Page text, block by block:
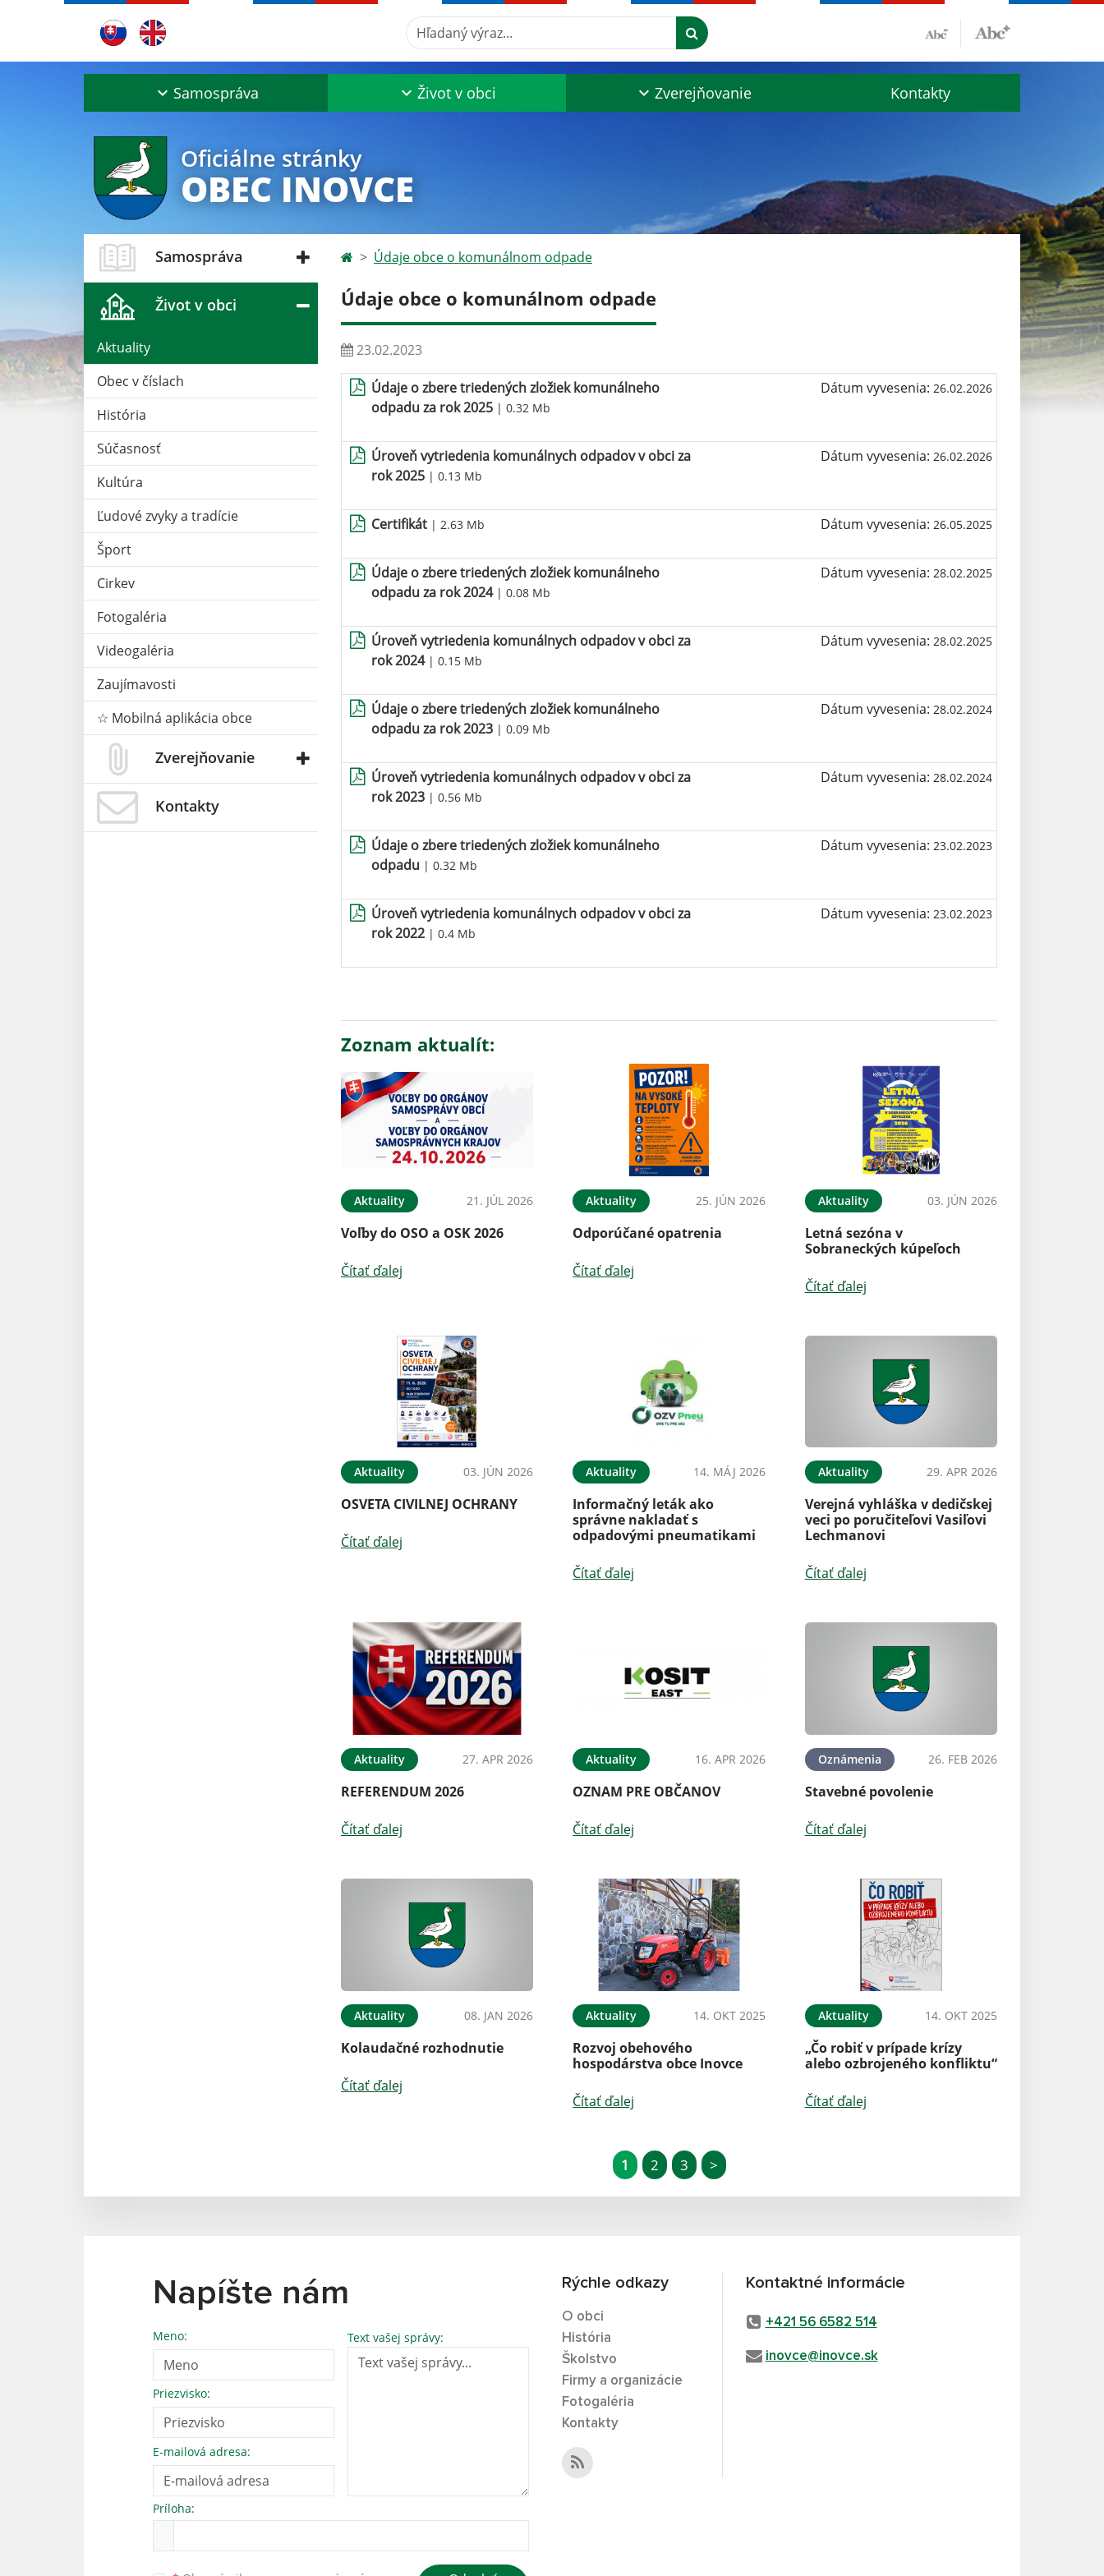
Hľadaný výraz...
Samospráva Život v obci Zverejňovanie Kontakty
Oficiálne stránky
OBEC INOVCE
Samospráva
Život v obci
Aktuality
Obec v číslach
História
Súčasnosť
Kultúra
Ľudové zvyky a tradície
Šport
Cirkev
Fotogaléria
Videogaléria
Zaujímavosti
☆ Mobilná aplikácia obce
Zverejňovanie
Kontakty
Údaje obce o komunálnom odpade
Údaje obce o komunálnom odpade
23.02.2023
Údaje o zbere triedených zložiek komunálneho
odpadu za rok 2025 | 0.32 Mb
Dátum vyvesenia: 26.02.2026
Úroveň vytriedenia komunálnych odpadov v obci za
rok 2025 | 0.13 Mb
Dátum vyvesenia: 26.02.2026
Certifikát | 2.63 Mb Dátum vyvesenia: 26.05.2025
Údaje o zbere triedených zložiek komunálneho
odpadu za rok 2024| 0.08 Mb
Dátum vyvesenia: 28.02.2025
Úroveň vytriedenia komunálnych odpadov v obci za
rok 2024| 0.15 Mb
Dátum vyvesenia: 28.02.2025
Údaje o zbere triedených zložiek komunálneho
odpadu za rok 2023 | 0.09 Mb
Dátum vyvesenia: 28.02.2024
Úroveň vytriedenia komunálnych odpadov v obci za
rok 2023 | 0.56 Mb
Dátum vyvesenia: 28.02.2024
Údaje o zbere triedených zložiek komunálneho
odpadu | 0.32 Mb
Dátum vyvesenia: 23.02.2023
Úroveň vytriedenia komunálnych odpadov v obci za
rok 2022 | 0.4 Mb
Dátum vyvesenia: 23.02.2023
Zoznam aktualít:
Aktuality 21. JÚL 2026
Voľby do OSO a OSK 2026
Čítať ďalej
Aktuality 25. JÚN 2026
Odporúčané opatrenia
Čítať ďalej
Aktuality 03. JÚN 2026
Letná sezóna v
Sobraneckých kúpeľoch
Čítať ďalej
Aktuality 03. JÚN 2026
OSVETA CIVILNEJ OCHRANY
Čítať ďalej
Aktuality 14. MÁJ 2026
Informačný leták ako
správne nakladať s
odpadovými pneumatikami
Čítať ďalej
Aktuality 29. APR 2026
Verejná vyhláška v dedičskej
veci po poručiteľovi Vasiľovi
Lechmanovi
Čítať ďalej
Aktuality 27. APR 2026
REFERENDUM 2026
Čítať ďalej
Aktuality 16. APR 2026
OZNAM PRE OBČANOV
Čítať ďalej
Oznámenia 26. FEB 2026
Stavebné povolenie
Čítať ďalej
Aktuality 08. JAN 2026
Kolaudačné rozhodnutie
Čítať ďalej
Aktuality 14. OKT 2025
Rozvoj obehového
hospodárstva obce Inovce
Čítať ďalej
Aktuality 14. OKT 2025
„Čo robiť v prípade krízy
alebo ozbrojeného konfliktu“
Čítať ďalej
1 2 3 >
Napíšte nám
Meno:
Priezvisko:
E-mailová adresa:
Text vašej správy:
Príloha:
Rýchle odkazy
O obci
História
Školstvo
Firmy a organizácie
Fotogaléria
Kontakty
Kontaktné informácie
+421 56 6582 514
inovce@inovce.sk